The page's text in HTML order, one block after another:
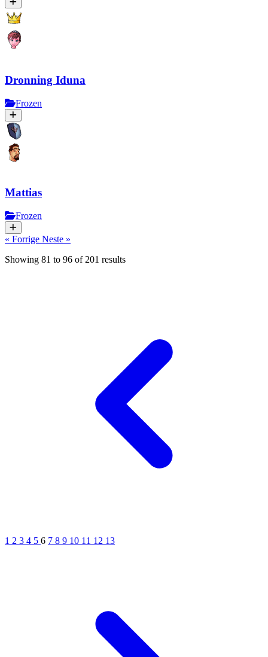
Dronning Iduna
Frozen
Mattias
Frozen
« Forrige Neste »
Showing 81 to 96 of 201 results
1 2 3 4 5 6 7 8 9 10 11 12 13